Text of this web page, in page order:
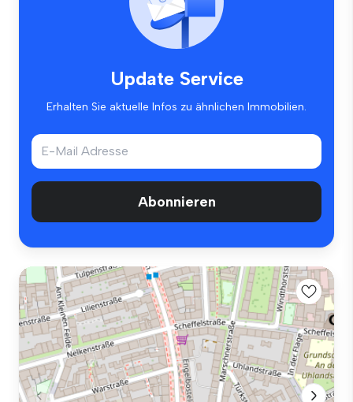
Update Service
Erhalten Sie aktuelle Infos zu ähnlichen Immobilien.
Abonnieren